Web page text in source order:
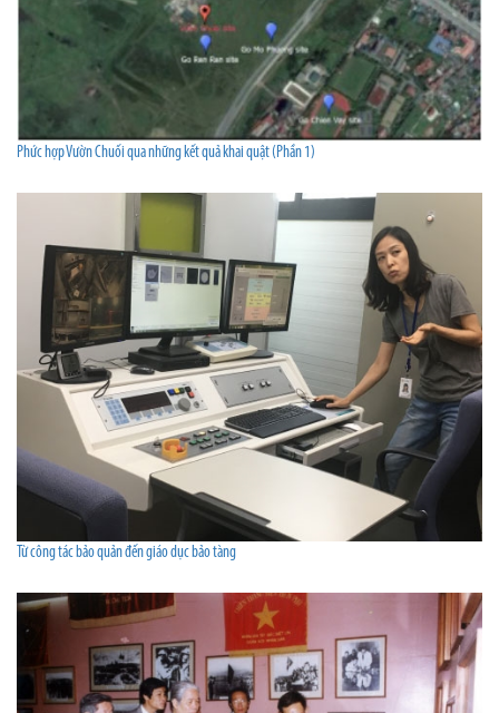
Phức hợp Vườn Chuối qua những kết quả khai quật (Phần 1)
Từ công tác bảo quản đến giáo dục bảo tàng